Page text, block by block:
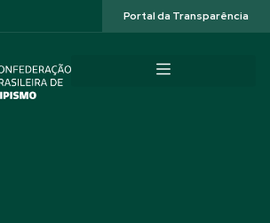
Portal da Transparência